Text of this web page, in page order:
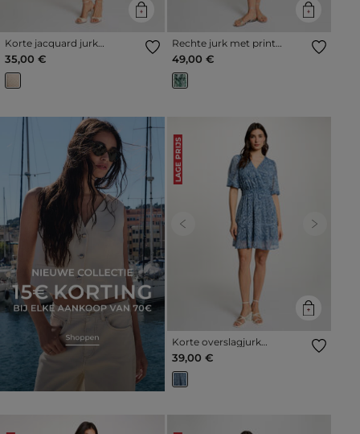
Korte jacquard jurk
pastelroze vrouw
35,00 €
Rechte jurk met print
meerkleurig vrouw
49,00 €
LAGE PRIJS
Previous Next
Korte overslagjurk
meerkleurig vrouw
39,00 €